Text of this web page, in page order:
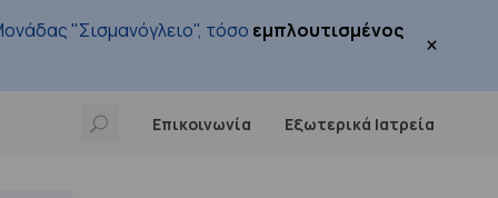
"Σισμανόγλειο", τόσο εμπλουτισμένος ×
Επικοινωνία Εξωτερικά Ιατρεία